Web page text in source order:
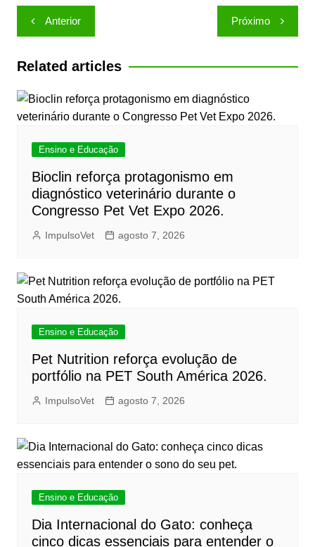
Navegação
de
Post
Anterior Próximo
Related articles
Ensino e Educação
Bioclin reforça protagonismo em
diagnóstico veterinário durante o
Congresso Pet Vet Expo 2026.
ImpulsoVet agosto 7, 2026
Ensino e Educação
Pet Nutrition reforça evolução de
portfólio na PET South América 2026.
ImpulsoVet agosto 7, 2026
Ensino e Educação
Dia Internacional do Gato: conheça
cinco dicas essenciais para entender o